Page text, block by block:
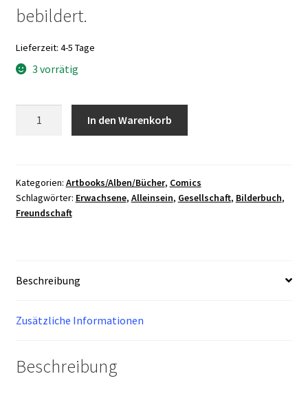
bebildert.
Lieferzeit: 4-5 Tage
3 vorrätig
Rex
-
Ein
HC
Quadrat
In den Warenkorb
Kategorien: Artbooks/Alben/Bücher, Comics
Schlagwörter: Erwachsene, Alleinsein, Gesellschaft, Bilderbuch,
Freundschaft
Beschreibung
Zusätzliche Informationen
Beschreibung